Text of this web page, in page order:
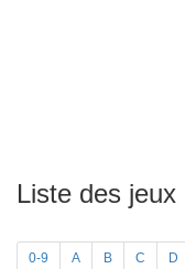
Liste des
0-9 A B C D